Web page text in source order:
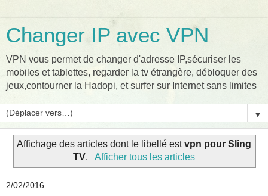
Changer IP avec VPN
VPN vous permet de changer d'adresse IP,sécuriser les
mobiles et tablettes, regarder la tv étrangère, débloquer des
jeux,contourner la Hadopi, et surfer sur Internet sans limites
▼
Affichage des articles dont le libellé estvpn pour Sling
TV. Afficher tous les articles
2/02/2016